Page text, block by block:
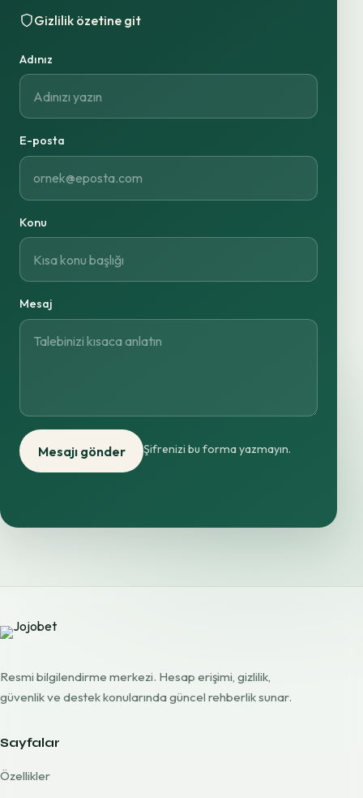
Gizlilik özetine git
Adınız
E-posta
Konu
Mesaj
Mesajı gönder Şifrenizi bu forma yazmayın.
Resmi bilgilendirme merkezi. Hesap erişimi, gizlilik,
güvenlik ve destek konularında güncel rehberlik sunar.
Sayfalar
Özellikler